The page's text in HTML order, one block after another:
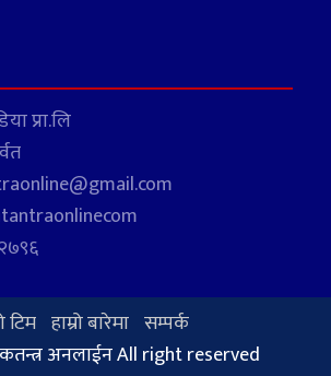
प्रा.लि
टिम हाम्रो बारेमा सम्पर्क
अनलाईन All right reserved